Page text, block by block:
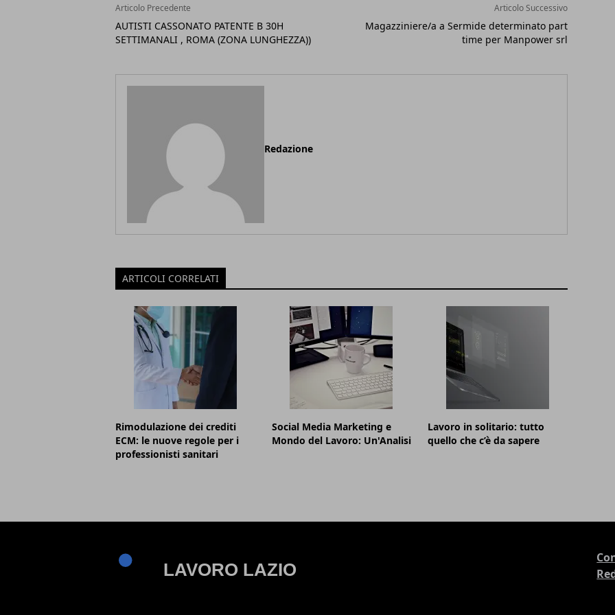
Articolo Precedente
AUTISTI CASSONATO PATENTE B 30H
SETTIMANALI , ROMA (ZONA LUNGHEZZA))
Articolo Successivo
Magazziniere/a a Sermide determinato part
time per Manpower srl
Redazione
ARTICOLI CORRELATI
Rimodulazione dei crediti
ECM: le nuove regole per i
professionisti sanitari
Social Media Marketing e
Mondo del Lavoro: Un'Analisi
Lavoro in solitario: tutto
quello che c’è da sapere